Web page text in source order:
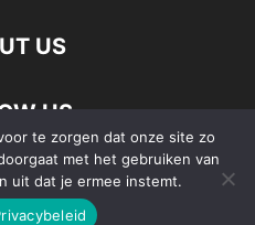
US
US
©
te zorgen dat onze site zo
met het gebruiken van
uit dat je ermee instemt.